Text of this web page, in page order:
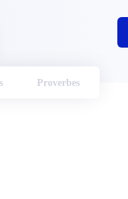
Proverbes